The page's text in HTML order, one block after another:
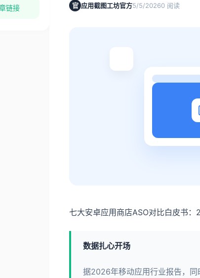
链接 官 应用截图工坊官方5/5/20260 阅读
七大安卓应用商店ASO对比白皮书
数据扎心开场
据2026年移动应用行业报告，